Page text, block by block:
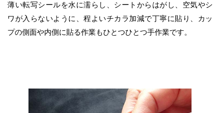
薄い転写シールを水に濡らし、シートからはがし、空気やシ
ワが入らないように、程よいチカラ加減で丁寧に貼り、カッ
プの側面や内側に貼る作業もひとつひとつ手作業です。